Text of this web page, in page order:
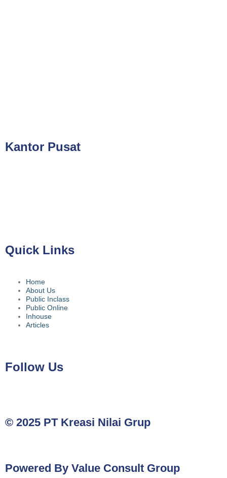
Kantor Pusat
Quick Links
Home
About Us
Public Inclass
Public Online
Inhouse
Articles
Follow Us
© 2025 PT Kreasi Nilai Grup
Powered By Value Consult Group